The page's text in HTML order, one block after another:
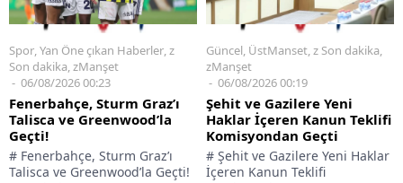
Spor,Yan Öne çıkan Haberler,z
Son dakika,zManşet
06/08/2026 00:23
Fenerbahçe, Sturm Graz’ı
Talisca ve Greenwood’la
Geçti!
# Fenerbahçe, Sturm Graz’ı
Talisca ve Greenwood’la Geçti!
Güncel, ÜstManset,z Son dakika,
zManşet
06/08/2026 00:19
Şehit ve Gazilere Yeni
Haklar İçeren Kanun Teklifi
Komisyondan Geçti
# Şehit ve Gazilere Yeni Haklar
İçeren Kanun Teklifi